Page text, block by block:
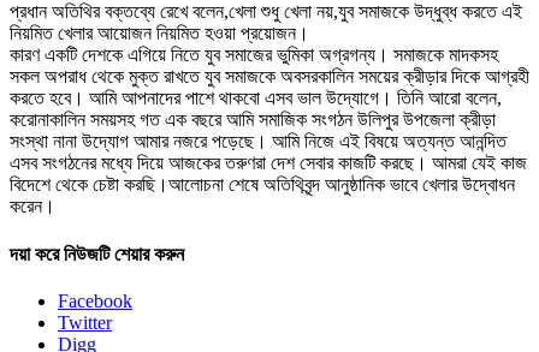
প্রধান অতিথির বক্তব্যে রেখে বলেন,খেলা শুধু খেলা নয়,যুব সমাজকে উদ্ধুব্ধ করতে এই
নিয়মিত খেলার আয়োজন নিয়মিত হওয়া প্রয়োজন।
কারণ একটি দেশকে এগিয়ে নিতে যুব সমাজের ভুমিকা অগ্রগন্য। সমাজকে মাদকসহ
সকল অপরাধ থেকে মুক্ত রাখতে যুব সমাজকে অবসরকালিন সময়ের ক্রীড়ার দিকে আগ্রহী
করতে হবে। আমি আপনাদের পাশে থাকবো এসব ভাল উদ্যোগে। তিনি আরো বলেন,
করোনাকালিন সময়সহ গত এক বছরে আমি সমাজিক সংগঠন উলিপুর উপজেলা ক্রীড়া
সংস্থা নানা উদ্যোগ আমার নজরে পড়েছে। আমি নিজে এই বিষয়ে অত্যন্ত আনন্দিত
এসব সংগঠনের মধ্যে দিয়ে আজকের তরুণরা দেশ সেবার কাজটি করছে। আমরা যেই কাজ
বিদেশে থেকে চেষ্টা করছি।আলোচনা শেষে অতিথিবৃন্দ আনুষ্ঠানিক ভাবে খেলার উদ্বোধন
করেন।
দয়া করে নিউজটি শেয়ার করুন
Facebook
Twitter
Digg